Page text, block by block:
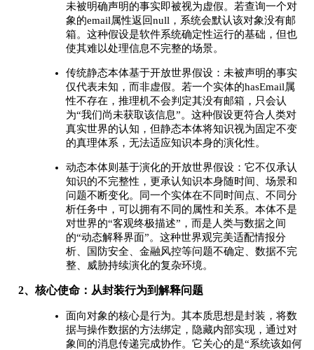
未被明确声明的事实即被视为虚假。若查询一个对
象的email属性返回null，系统会默认该对象没有邮
箱。这种假设是软件系统确定性运行的基础，但也
使其难以处理信息不完整的场景。
传统静态本体基于开放世界假设：未被声明的事实
仅代表未知，而非虚假。若一个实体的hasEmail属
性不存在，推理机不会判定其没有邮箱，只会认
为“我们尚未获取该信息”。这种假设更符合人类对
真实世界的认知，但静态本体将知识视为固定不变
的真理体系，无法适应知识本身的演化性。
动态本体则基于演化的开放世界假设：它不仅承认
知识的不完整性，更承认知识本身随时间、场景和
问题不断变化。同一个实体在不同时间点、不同分
析任务中，可以拥有不同的属性和关系。本体不是
对世界的“客观终极描述”，而是人类与数据之间
的“动态解释界面”。这种世界观完美适配情报分
析、国防安全、金融风控等问题不确定、数据不完
整、威胁持续演化的复杂环境。
2、核心使命：从封装行为到解释问题
面向对象的核心是行为。其本质思想是封装，将数
据与操作数据的方法绑定，隐藏内部实现，通过对
象间的消息传递完成协作。它关心的是“系统该如何